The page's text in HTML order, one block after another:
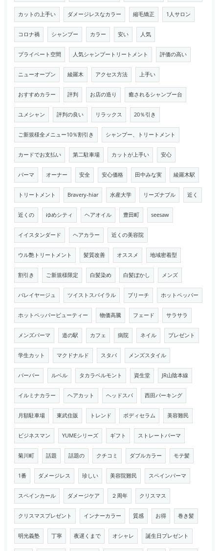
カットの上手い ダメージレスなカラー 縮毛矯正 1人サロン
コロナ禍 シャンプー カラー 安い 人気
プライベート空間 人気シャンプートリートメント 評価の高い
ニューオープン 綾羅木 アクセス方法 上手い
おすすめカラー 評判 お店の造り 癒されるシャンプー台
ユメシャン 評判の良い リラックス 20％引き
ご新規様全メニュー10％割引き シャンプー、トリートメント
カードでお支払い 第二駐車場 カットが上手い 安心
パーマ オーナー 安全 安心価格 田中みな実 綾羅木駅
トリートメント Bravery-hiar 水産大学 リーズナブル 近く
近くの ゆめシティ ヘアオイル 豊田町 seesaw
イイスタンダード ヘアカラー 近くの美容院
ウル艶トリートメント 髪質改善 オススメ 地域密着型
割引き ご新規様限定 白髪染め 白髪ぼかし メンズ
バレイヤージュ ツイストスパイラル ブリーチ ホットペッパー
ホットペッパービューティー 物価高騰 フェード サラサラ
メンズパーマ 道の駅 カフェ 病院 ネイル プレゼント
学生カット マクドナルド スタバ メンズスタイル
バーバー ルベル タカラベルモント 資生堂 JR山陰本線
イルミナカラー ヘアカット ヘッドスパ 西田パーキング
月額駐車場 東武住販 トレンド ボディセラム 美容難民
ビジネスマン YUMEシリーズ ギフト ストレートパーマ
菊川町 話題 話題の クチコミ ダブルカラー モテ髪
1番 ダメージレス 珍しい 美容院難民 スペインパーマ
スペインカール ダメージケア ２周年 クリスマス
クリスマスプレゼント インナーカラー 質感 お得 巻き髪
明光義塾 丁寧 夜遅くまで オシャレ 誕生日プレゼント